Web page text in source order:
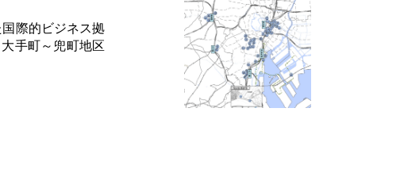
際的ビジネス拠
手町～兜町地区